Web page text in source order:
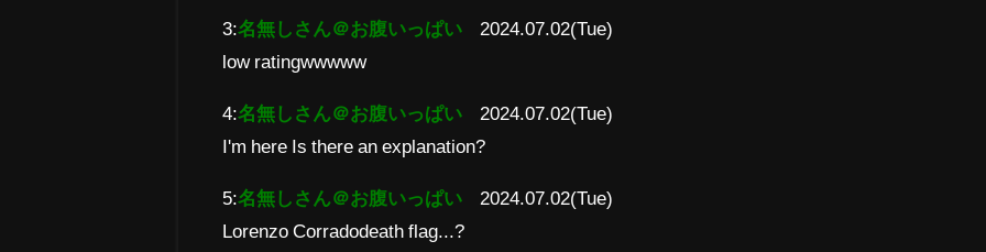
3:名無しさん＠お腹いっぱい
2024.07.02(Tue)
low ratingwwwww
4:名無しさん＠お腹いっぱい
2024.07.02(Tue)
I'm here Is there an explanation?
5:名無しさん＠お腹いっぱい
2024.07.02(Tue)
Lorenzo Corradodeath flag...?